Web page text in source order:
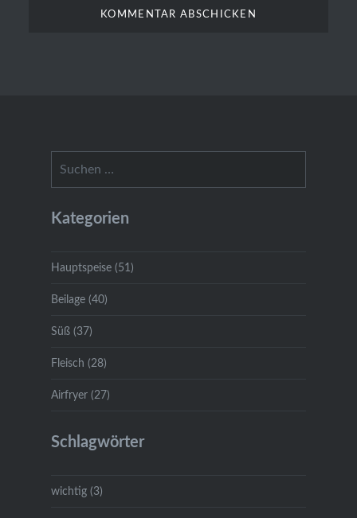
nach:
Kategorien
Hauptspeise (51)
Beilage (40)
Süß (37)
Fleisch (28)
Airfryer (27)
Schlagwörter
wichtig (3)